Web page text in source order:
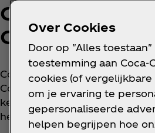
Coca‑Cola Zero
Cherry
Coca‑Cola Zero Sugar
Coca‑Cola zonder suiker met
kersensmaak. Deze suikervrije
het liefst ijskoud.
Over Cookies
Door op "Alles
toestemming aan
cookies (of
om je ervaring te
gepersonaliseerde
helpen begrijpen hoe